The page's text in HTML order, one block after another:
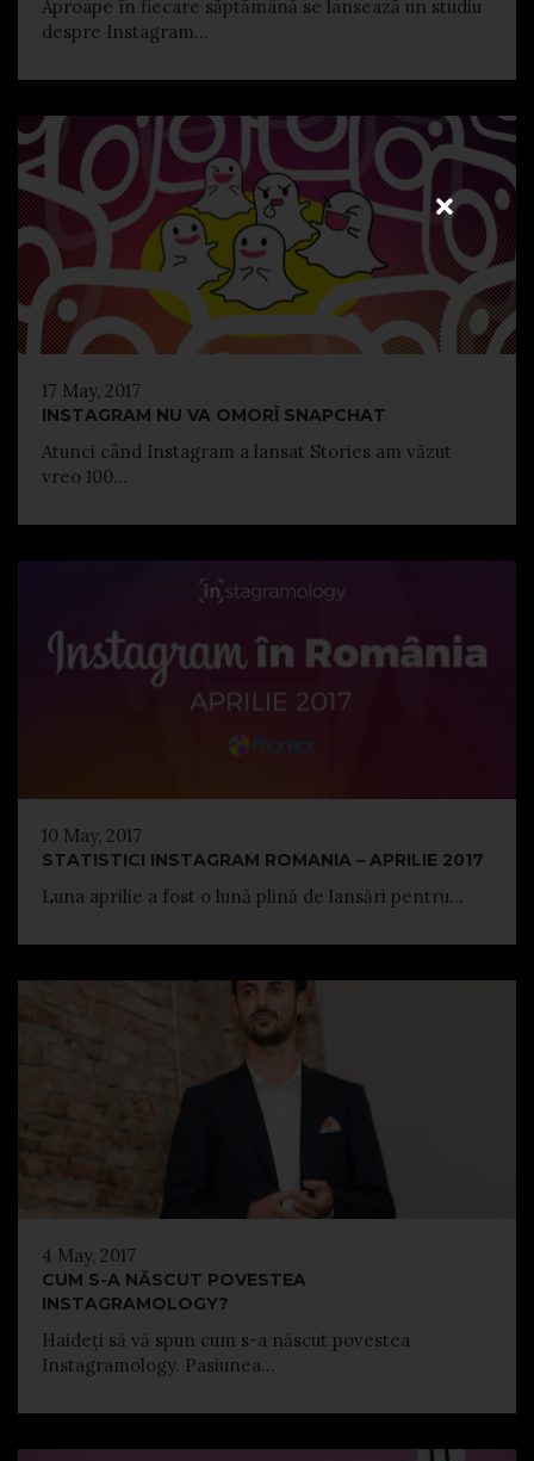
Aproape în fiecare săptămână se lansează un studiu
despre Instagram...
17 May, 2017
INSTAGRAM NU VA OMORÎ SNAPCHAT
Atunci când Instagram a lansat Stories am văzut
vreo 100...
10 May, 2017
STATISTICI INSTAGRAM ROMANIA – APRILIE 2017
Luna aprilie a fost o lună plină de lansări pentru...
4 May, 2017
CUM S-A NĂSCUT POVESTEA
INSTAGRAMOLOGY?
Haideți să vă spun cum s-a născut povestea
Instagramology. Pasiunea...